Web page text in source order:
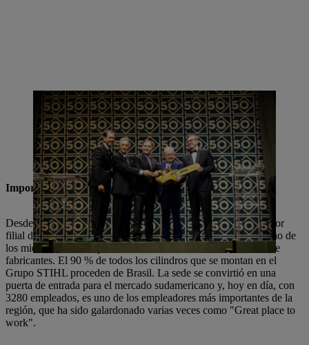
STIHL Brasil entregó a Hans Peter STIHL una motosierra dorada
como agradecimiento simbólico por su confianza y vinculación. De
izquierda a derecha: Cleomar Luis Prunzel (Vicepresidente de
Administración Financiera), Arno Tomasini (Vicepresidente de
Operaciones), Romario Pereira Britto (Vicepresidente de Marketing
de Ventas), Hans Peter Stihl, Cláudio Guenther (Director Ejecutivo).
Importante en la red de producción
Desde su fundación, STIHL Brasil se ha convertido en la mayor
filial del Grupo STIHL y, como especialista en cilindros, en uno de
los miembros más importantes de la asociación internacional de
fabricantes. El 90 % de todos los cilindros que se montan en el
Grupo STIHL proceden de Brasil. La sede se convirtió en una
puerta de entrada para el mercado sudamericano y, hoy en día, con
3280 empleados, es uno de los empleadores más importantes de la
región, que ha sido galardonado varias veces como "Great place to
work".